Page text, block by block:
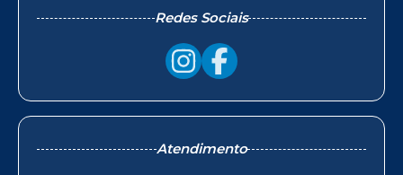
Redes Sociais
Atendimento